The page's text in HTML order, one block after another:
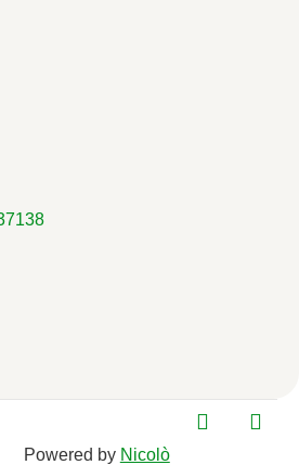
Powered by Nicolò